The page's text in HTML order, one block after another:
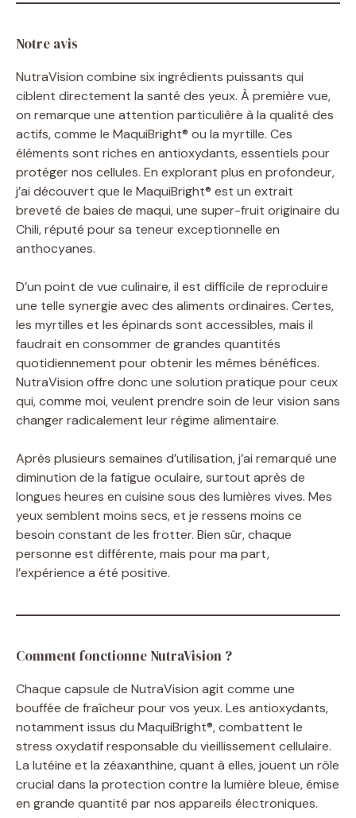
Notre avis
NutraVision combine six ingrédients puissants qui
ciblent directement la santé des yeux. À première vue,
on remarque une attention particulière à la qualité des
actifs, comme le MaquiBright® ou la myrtille. Ces
éléments sont riches en antioxydants, essentiels pour
protéger nos cellules. En explorant plus en profondeur,
j’ai découvert que le MaquiBright® est un extrait
breveté de baies de maqui, une super-fruit originaire du
Chili, réputé pour sa teneur exceptionnelle en
anthocyanes.
D’un point de vue culinaire, il est difficile de reproduire
une telle synergie avec des aliments ordinaires. Certes,
les myrtilles et les épinards sont accessibles, mais il
faudrait en consommer de grandes quantités
quotidiennement pour obtenir les mêmes bénéfices.
NutraVision offre donc une solution pratique pour ceux
qui, comme moi, veulent prendre soin de leur vision sans
changer radicalement leur régime alimentaire.
Après plusieurs semaines d’utilisation, j’ai remarqué une
diminution de la fatigue oculaire, surtout après de
longues heures en cuisine sous des lumières vives. Mes
yeux semblent moins secs, et je ressens moins ce
besoin constant de les frotter. Bien sûr, chaque
personne est différente, mais pour ma part,
l’expérience a été positive.
Comment fonctionne NutraVision ?
Chaque capsule de NutraVision agit comme une
bouffée de fraîcheur pour vos yeux. Les antioxydants,
notamment issus du MaquiBright®, combattent le
stress oxydatif responsable du vieillissement cellulaire.
La lutéine et la zéaxanthine, quant à elles, jouent un rôle
crucial dans la protection contre la lumière bleue, émise
en grande quantité par nos appareils électroniques.